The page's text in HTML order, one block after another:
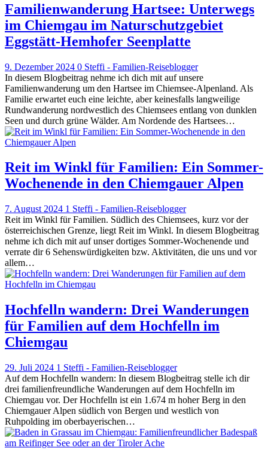
Familienwanderung Hartsee: Unterwegs
im Chiemgau im Naturschutzgebiet
Eggstätt-Hemhofer Seenplatte
9. Dezember 2024 0 Steffi - Familien-Reiseblogger
In diesem Blogbeitrag nehme ich dich mit auf unsere
Familienwanderung um den Hartsee im Chiemsee-Alpenland. Als
Familie erwartet euch eine leichte, aber keinesfalls langweilige
Rundwanderung nordwestlich des Chiemsees entlang von dunklen
Seen und durch grüne Wälder. Am Nordende des Hartsees…
Reit im Winkl für Familien: Ein Sommer-
Wochenende in den Chiemgauer Alpen
7. August 2024 1 Steffi - Familien-Reiseblogger
Reit im Winkl für Familien. Südlich des Chiemsees, kurz vor der
österreichischen Grenze, liegt Reit im Winkl. In diesem Blogbeitrag
nehme ich dich mit auf unser dortiges Sommer-Wochenende und
verrate dir 6 Sehenswürdigkeiten bzw. Aktivitäten, die uns und vor
allem…
Hochfelln wandern: Drei Wanderungen
für Familien auf dem Hochfelln im
Chiemgau
29. Juli 2024 1 Steffi - Familien-Reiseblogger
Auf dem Hochfelln wandern: In diesem Blogbeitrag stelle ich dir
drei familienfreundliche Wanderungen auf dem Hochfelln im
Chiemgau vor. Der Hochfelln ist ein 1.674 m hoher Berg in den
Chiemgauer Alpen südlich von Bergen und westlich von
Ruhpolding im oberbayerischen…